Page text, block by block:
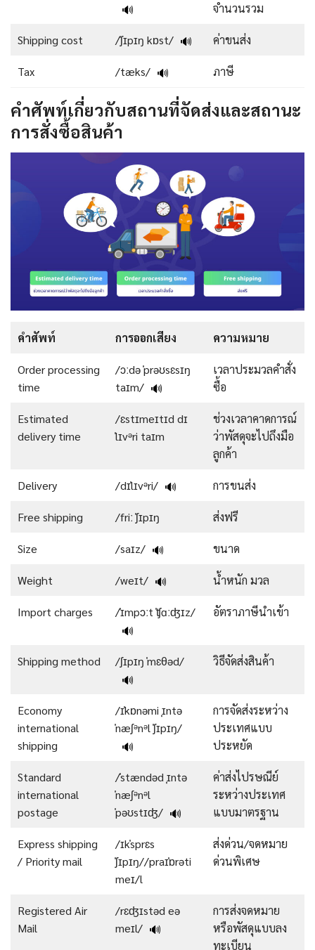
🔊
จำนวนรวม
Shipping cost /ˈʃɪpɪŋ kɒst/ 🔊 ค่าขนส่ง
Tax /tæks/ 🔊 ภาษี
คำศัพท์เกี่ยวกับสถานที่จัดส่งและสถานะ
การสั่งซื้อสินค้า
คำศัพท์ การออกเสียง ความหมาย
Order processing
time
/ɔːdə ˈprəʊsɛsɪŋ
taɪm/ 🔊
เวลาประมวลคําสั่ง
ซื้อ
Estimated
delivery time
/ɛstɪmeɪtɪd dɪ
ˈlɪvᵊri taɪm
ช่วงเวลาคาดการณ์
ว่าพัสดุจะไปถึงมือ
ลูกค้า
Delivery /dɪˈlɪvᵊri/ 🔊 การขนส่ง
Free shipping /friː ˈʃɪpɪŋ ส่งฟรี
Size /saɪz/ 🔊 ขนาด
Weight /weɪt/ 🔊 น้ำหนัก มวล
Import charges
/ˈɪmpɔːt ˈʧɑːʤɪz/
🔊
อัตราภาษีนำเข้า
Shipping method
/ʃɪpɪŋ ˈmɛθəd/
🔊
วิธีจัดส่งสินค้า
Economy
international
shipping
/ɪˈkɒnəmi ˌɪntə
ˈnæʃᵊnᵊl ˈʃɪpɪŋ/
🔊
การจัดส่งระหว่าง
ประเทศแบบ
ประหยัด
Standard
international
postage
/ˈstændəd ˌɪntə
ˈnæʃᵊnᵊl
ˈpəʊstɪʤ/ 🔊
ค่าส่งไปรษณีย์
ระหว่างประเทศ
แบบมาตรฐาน
Express shipping
/ Priority mail
/ɪkˈsprɛs
ˈʃɪpɪŋ//praɪˈɒrəti
meɪ/l
ส่งด่วน/จดหมาย
ด่วนพิเศษ
Registered Air
Mail
/rɛʤɪstəd eə
meɪl/ 🔊
การส่งจดหมาย
หรือพัสดุแบบลง
ทะเบียน